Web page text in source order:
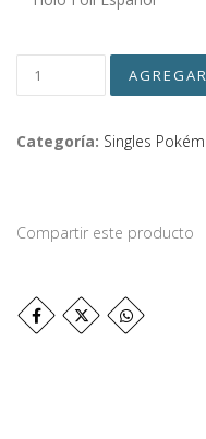
Categoría: Singles
Compartir este producto